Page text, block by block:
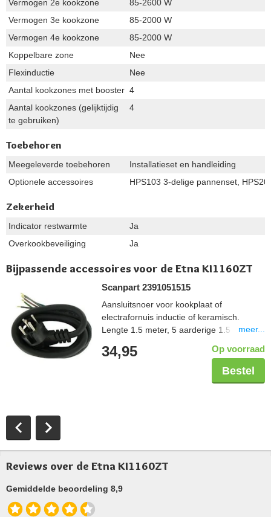
Vermogen 2e kookzone
85-2600 W
Vermogen 3e kookzone
85-2000 W
Vermogen 4e kookzone
85-2000 W
Koppelbare zone
Nee
Flexinductie
Nee
Aantal kookzones met booster 4
Aantal kookzones (gelijktijdig
te gebruiken)
4
Toebehoren
Meegeleverde toebehoren
Installatieset en handleiding
Optionele accessoires
HPS103 3-delige pannenset,
Zekerheid
Indicator restwarmte
Ja
Overkookbeveiliging
Ja
Bijpassende accessoires voor de Etna KI1160ZT
Scanpart 2391051515
Aansluitsnoer voor kookplaat of
electrafornuis inductie of keramisch.
Lengte 1.5 meter, 5 aarderige 1.5 mm2,
meer...
34,95 Op voorraad
Bestel
Reviews over de Etna KI1160ZT
Gemiddelde beoordeling 8,9